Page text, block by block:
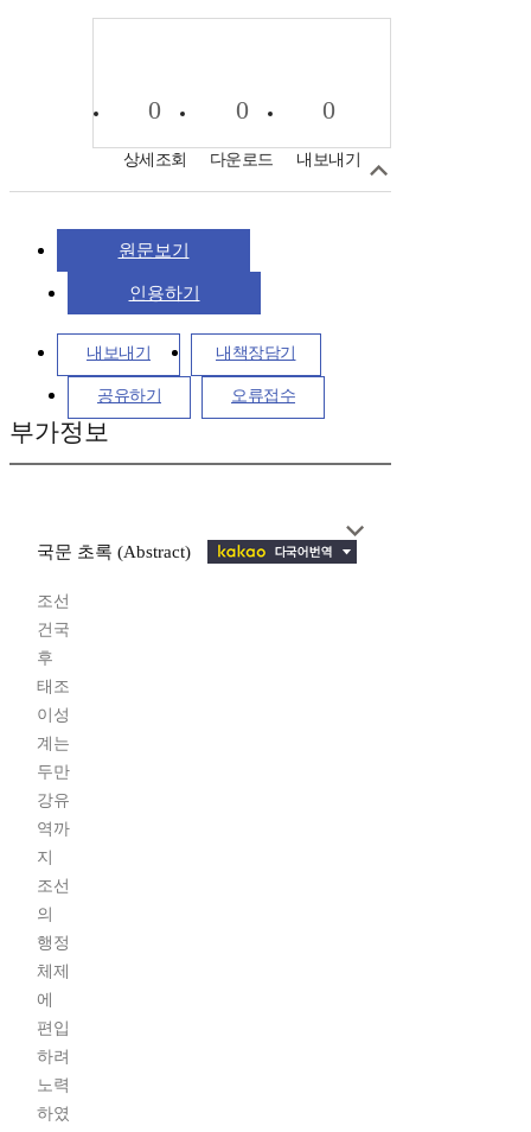
0
상세조회
0
다운로드
0
내보내기
원문보기
인용하기
내보내기 내책장담기
공유하기 오류접수
부가정보
국문 초록 (Abstract)
조선
건국
후
태조
이성
계는
두만
강유
역까
지
조선
의
행정
체제
에
편입
하려
노력
하였